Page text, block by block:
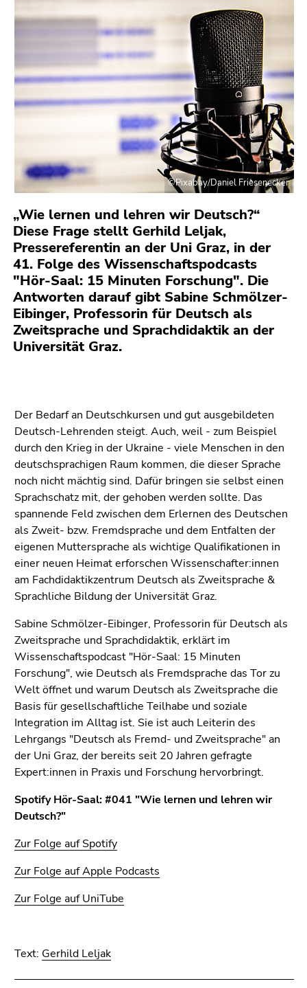
Sie diesen
Zum
Inhalt
(Zugriffstaste
(Zugriffstaste
2)
Zur
Hauptnavigation
(Zugriffstaste
3)
Zur
Unternavigation
(Zugriffstaste
4)
Zu
den
Zu
den
Seiteneinstellungen
(Benutzer/Sprache)
(Zugriffstaste
8)
Zur
Suche
(Zugriffstaste
9)
©Pixabay/Daniel Friesenecker
„Wie lernen und lehren wir Deutsch?“
Diese Frage stellt Gerhild Leljak,
Pressereferentin an der Uni Graz, in der
41. Folge des Wissenschaftspodcasts
"Hör-Saal: 15 Minuten Forschung". Die
Antworten darauf gibt Sabine Schmölzer-
Eibinger, Professorin für Deutsch als
Zweitsprache und Sprachdidaktik an der
Universität Graz.
Der Bedarf an Deutschkursen und gut ausgebildeten
Deutsch-Lehrenden steigt. Auch, weil - zum Beispiel
durch den Krieg in der Ukraine - viele Menschen in den
deutschsprachigen Raum kommen, die dieser Sprache
noch nicht mächtig sind. Dafür bringen sie selbst einen
Sprachschatz mit, der gehoben werden sollte. Das
spannende Feld zwischen dem Erlernen des Deutschen
als Zweit- bzw. Fremdsprache und dem Entfalten der
eigenen Muttersprache als wichtige Qualifikationen in
einer neuen Heimat erforschen Wissenschafter:innen
am Fachdidaktikzentrum Deutsch als Zweitsprache &
Sprachliche Bildung der Universität Graz.
Sabine Schmölzer-Eibinger, Professorin für Deutsch als
Zweitsprache und Sprachdidaktik, erklärt im
Wissenschaftspodcast "Hör-Saal: 15 Minuten
Forschung", wie Deutsch als Fremdsprache das Tor zu
Welt öffnet und warum Deutsch als Zweitsprache die
Basis für gesellschaftliche Teilhabe und soziale
Integration im Alltag ist. Sie ist auch Leiterin des
Lehrgangs "Deutsch als Fremd- und Zweitsprache" an
der Uni Graz, der bereits seit 20 Jahren gefragte
Expert:innen in Praxis und Forschung hervorbringt.
Spotify Hör-Saal: #041 "Wie lernen und lehren wir
Deutsch?"
Zur Folge auf Spotify
Zur Folge auf Apple Podcasts
Zur Folge auf UniTube
Text: Gerhild Leljak